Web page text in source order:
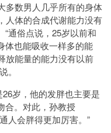
数男人几乎所有的身体
人体的合成代谢能力没有
通俗点说，25岁以前和
体也能吸收一样多的能
放能量的能力没有以前
。
岁，他的发胖也主要是
合。对此，孙教授
人会胖得更加厉害。”